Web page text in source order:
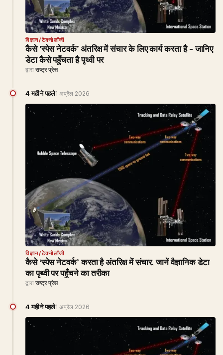
विज्ञान/टेक्नोलॉजी
कैसे 'स्पेस नेटवर्क' अंतरिक्ष में संचार के लिए कार्य करता है - जानिए
डेटा कैसे पहुँचता है पृथ्वी पर
द्वारा राष्ट्र प्रेस
4 महीने पहले1 अप्रैल 2026
विज्ञान/टेक्नोलॉजी
कैसे ‘स्पेस नेटवर्क’ करता है अंतरिक्ष में संचार, जानें वैज्ञानिक डेटा
का पृथ्वी पर पहुँचने का तरीका
द्वारा राष्ट्र प्रेस
4 महीने पहले1 अप्रैल 2026